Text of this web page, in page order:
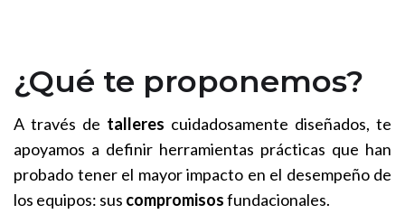
¿Qué te proponemos?
A través de talleres cuidadosamente diseñados, te
apoyamos a definir herramientas prácticas que han
probado tener el mayor impacto en el desempeño de
los equipos: sus compromisosfundacionales.